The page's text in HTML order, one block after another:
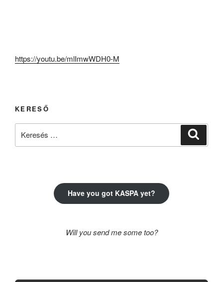
https://youtu.be/mlImwWDH0-M
KERESŐ
Have you got KASPA yet?
Will you send me some too?